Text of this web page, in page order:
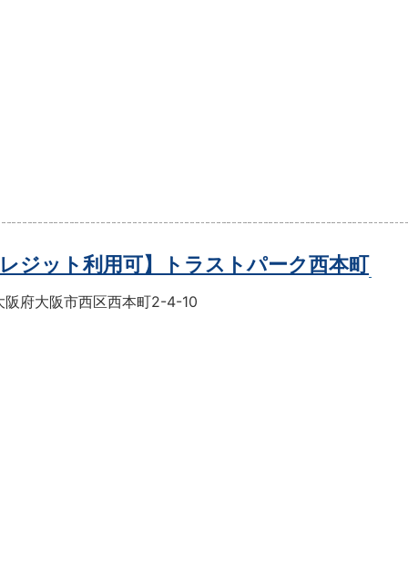
レジット利用可】トラストパーク西本町
阪府大阪市西区西本町2-4-10